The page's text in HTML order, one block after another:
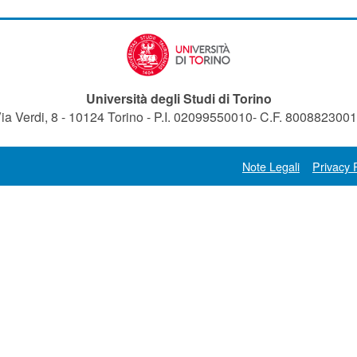
Università degli Studi di Torino
Verdi, 8 - 10124 Torino - P.I. 02099550010- C.F.
Note Legali Privacy